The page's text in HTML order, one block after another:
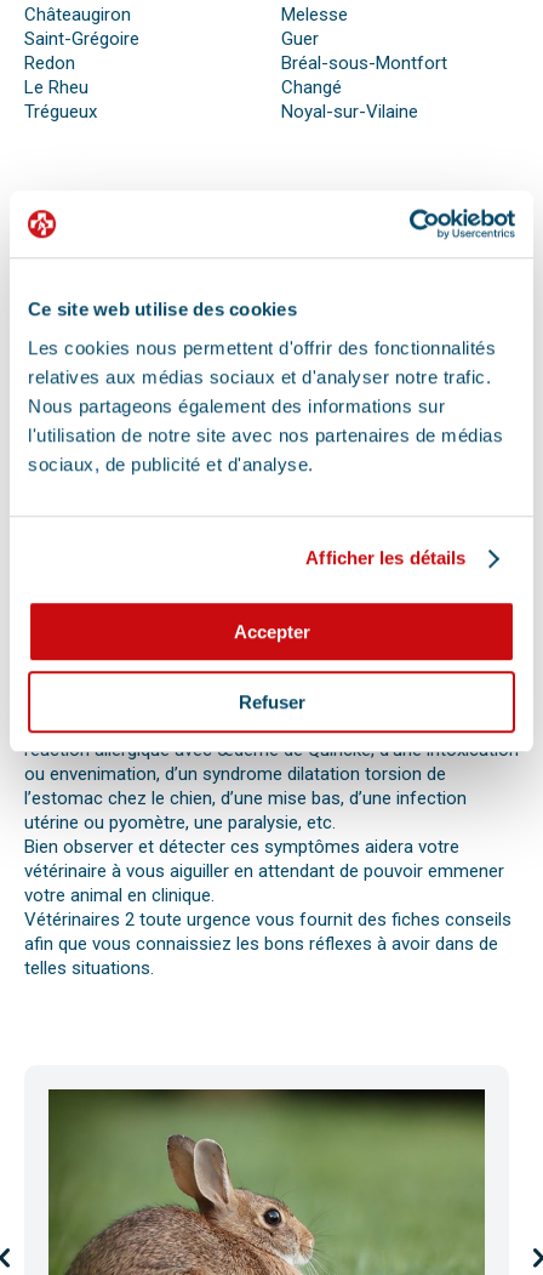
Ce site web utilise des cookies
Les cookies nous permettent d'offrir des fonctionnalités
relatives aux médias sociaux et d'analyser notre trafic.
Nous partageons également des informations sur
l'utilisation de notre site avec nos partenaires de médias
sociaux, de publicité et d'analyse.
Afficher les détails
Accepter
Refuser
Châteaugiron
Saint-Grégoire
Redon
Le Rheu
Trégueux
Melesse
Guer
Bréal-sous-Montfort
Changé
Noyal-sur-Vilaine
QUE FAIRE EN CAS D’URGENCE ?
Face à son animal souffrant, nous sommes nombreux à
préparer totalement à ce type d’événement, certains gestes
peuvent être salvateurs.
Ainsi, le premier réflexe à avoir dans une telle situation est de
contacter le vétérinaire de garde ou la clinique d’urgence
vétérinaire la plus proche de votre domicile. Il est important
également de ne pas paniquer et de vous assurer de la
sécurité de votre animal pour ne pas empirer la situation.
Pour pouvoir détecter un mal-être chez son animal et décrire
vomissements, constipations ou diarrhées, une blessure, une
perte d’appétit soudaine sont autant de signes visibles que
pas bien.
Différentes causes peuvent être à l’origine d’une urgence pour
votre compagnon. Il peut s’agir en effet d’un épillet, d’une
réaction allergique avec œdème de Quincke, d’une intoxication
ou envenimation, d’un syndrome dilatation torsion de
l’estomac chez le chien, d’une mise bas, d’une infection
utérine ou pyomètre, une paralysie, etc.
Bien observer et détecter ces symptômes aidera votre
vétérinaire à vous aiguiller en attendant de pouvoir emmener
votre animal en clinique.
Vétérinaires 2 toute urgence vous fournit des fiches conseils
afin que vous connaissiez les bons réflexes à avoir dans de
telles situations.